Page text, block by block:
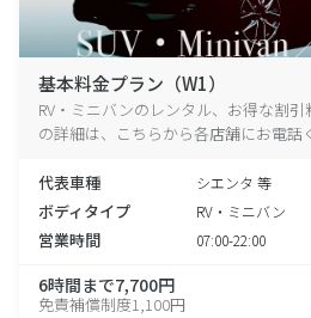
基本料金プラン（W1）
RV・ミニバンのレンタル、お得な割
の詳細は、こちらから各店舗にお電話
代表車種 シエンタ 等
ボディタイプ RV・ミニバン
営業時間 07:00-22:00
6時間まで7,700円
免責補償制度1,100円